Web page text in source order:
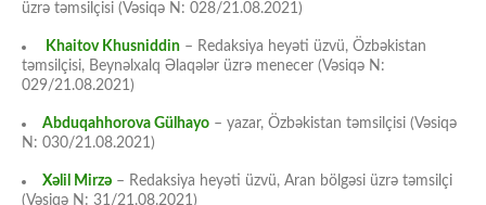
üzrə təmsilçisi (Vəsiqə N: 028/21.08.2021)
Khaitov Khusniddin – Redaksiya heyəti üzvü, Özbəkistan
təmsilçisi, Beynəlxalq Əlaqələr üzrə menecer (Vəsiqə N:
029/21.08.2021)
Abduqahhorova Gülhayo – yazar, Özbəkistan təmsilçisi (Vəsiqə
N: 030/21.08.2021)
Xəlil Mirzə – Redaksiya heyəti üzvü, Aran bölgəsi üzrə təmsilçi
(Vəsiqə N: 31/21.08.2021)